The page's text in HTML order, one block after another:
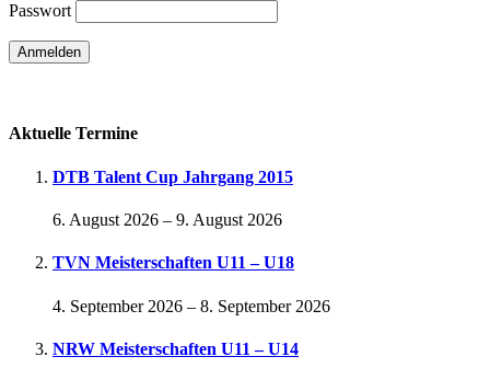
Passwort
Aktuelle Termine
DTB Talent Cup Jahrgang 2015
6. August 2026 – 9. August 2026
TVN Meisterschaften U11 – U18
4. September 2026 – 8. September 2026
NRW Meisterschaften U11 – U14